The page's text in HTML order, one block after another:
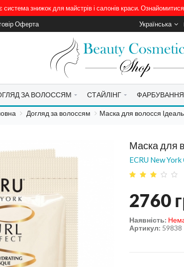
система знижок для майстрів і салонів краси.
Оферта Українська
ЗА ВОЛОССЯМ СТАЙЛІНГ ФАРБУВАННЯ
Догляд за волоссям Маска для волосся
Маска для
ECRU New
2760
Артикул: 59838
Наявність: